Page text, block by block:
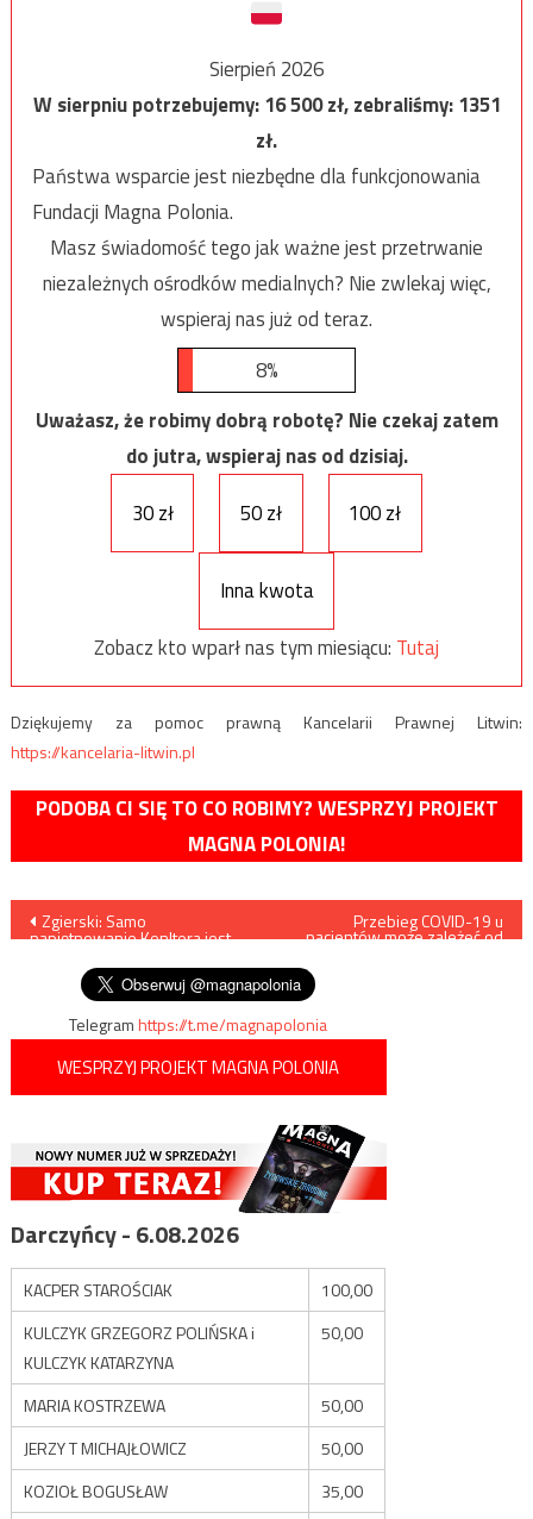
Sierpień 2026
W sierpniu potrzebujemy:16 500zł, zebraliśmy:1351
zł.
Państwa wsparcie jest niezbędne dla funkcjonowania
Fundacji Magna Polonia.
Masz świadomość tego jak ważne jest przetrwanie
niezależnych ośrodków medialnych? Nie zwlekaj więc,
wspieraj nas już od teraz.
8%
Uważasz, że robimy dobrą robotę? Nie czekaj zatem
do jutra, wspieraj nas od dzisiaj.
30 zł
50 zł 100 zł
Inna kwota
Zobacz kto wparł nas tym miesiącu: Tutaj
Dziękujemy za pomoc prawną Kancelarii Prawnej Litwin:
https://kancelaria-litwin.pl
PODOBA CI SIĘ TO CO ROBIMY? WESPRZYJ PROJEKT
MAGNA POLONIA!
Nawigacja
wpisu
Zgierski: Samo
napiętnowanie Kenltera jest
Przebieg COVID-19 u
pacjentów może zależeć od
Telegramhttps://t.me/magnapolonia
WESPRZYJ PROJEKT MAGNA POLONIA
Darczyńcy - 6.08.2026
KACPER STAROŚCIAK
100,00
KULCZYK GRZEGORZ POLIŃSKA i
KULCZYK KATARZYNA
50,00
MARIA KOSTRZEWA
50,00
JERZY T MICHAJŁOWICZ
50,00
KOZIOŁ BOGUSŁAW
35,00